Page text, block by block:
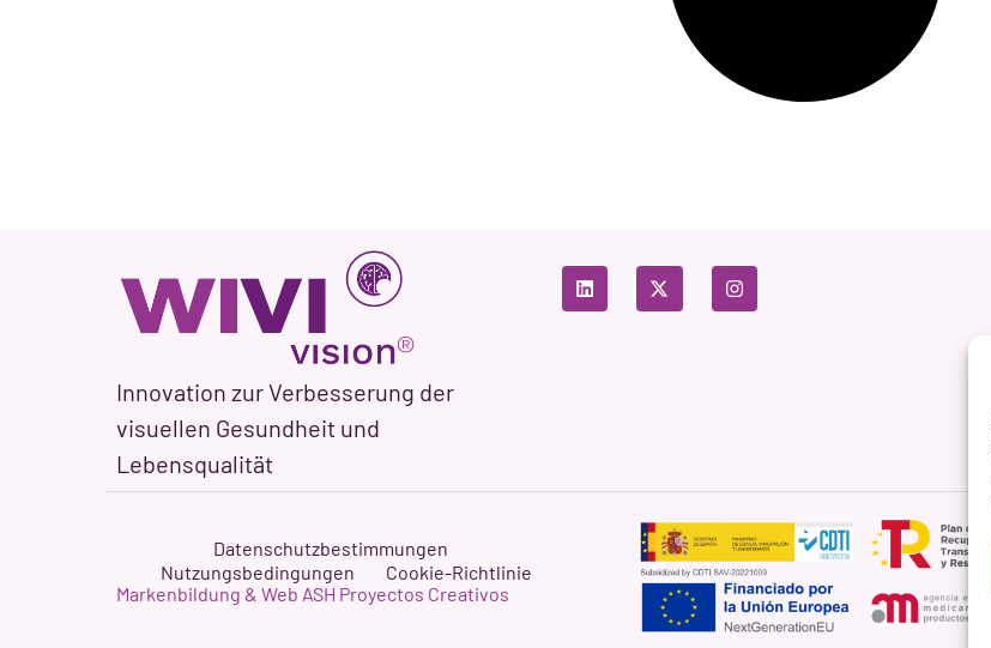
Innovation zur Verbesserung der
visuellen Gesundheit und
Lebensqualität
Datenschutzbestimmungen
Nutzungsbedingungen
Cookie-Richtlinie
Markenbildung & Web ASH Proyectos Creativos